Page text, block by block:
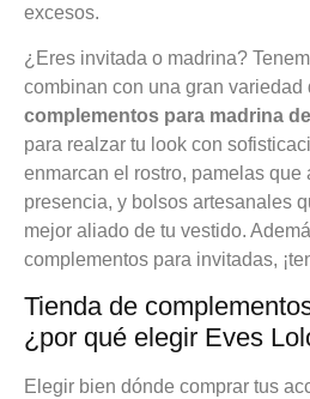
excesos.
¿Eres invitada o madrina?
combinan con una gran variedad
complementos para madrina
para realzar tu look con
enmarcan el rostro, pamelas que
presencia, y bolsos artesanales
mejor aliado de tu vestido.
complementos para invitadas,
Tienda de
¿por qué elegir Eves
Elegir bien dónde comprar tus